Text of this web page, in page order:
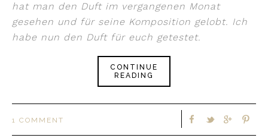
hat man den Duft im vergangenen Monat
gesehen und für seine Komposition gelobt. Ich
habe nun den Duft für euch getestet.
CONTINUE
READING
1 COMMENT